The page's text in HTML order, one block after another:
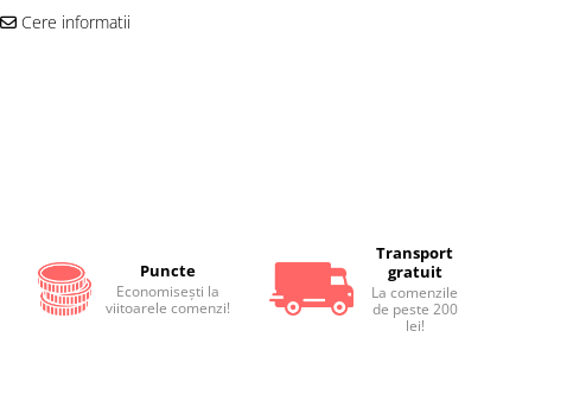
Cere informatii
Puncte
Economiseşti la
viitoarele comenzi!
Transport
gratuit
La comenzile
de peste 200
lei!